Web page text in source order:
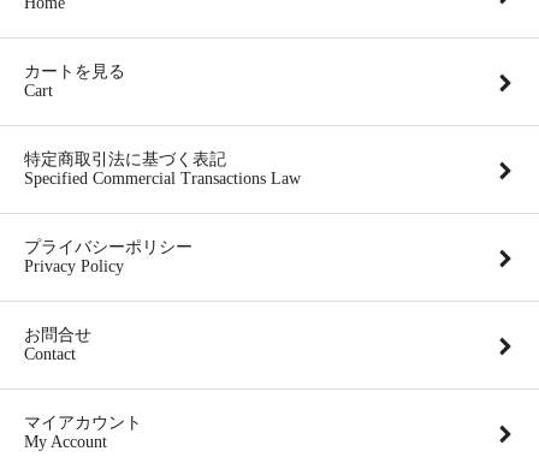
カートを見る
Cart
特定商取引法に基づく表記
Specified Commercial Transactions Law
プライバシーポリシー
Privacy Policy
お問合せ
Contact
マイアカウント
My Account